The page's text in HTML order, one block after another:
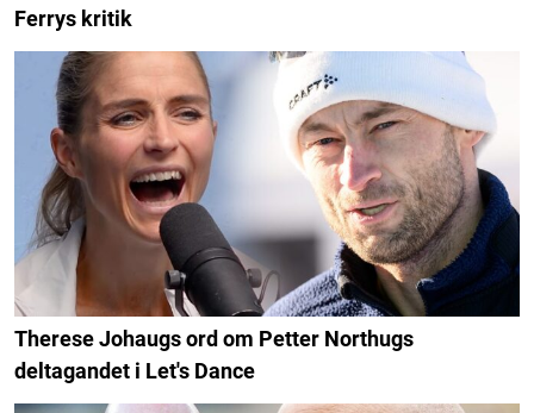
Ferrys kritik
Therese Johaugs ord om Petter Northugs
deltagandet i Let's Dance